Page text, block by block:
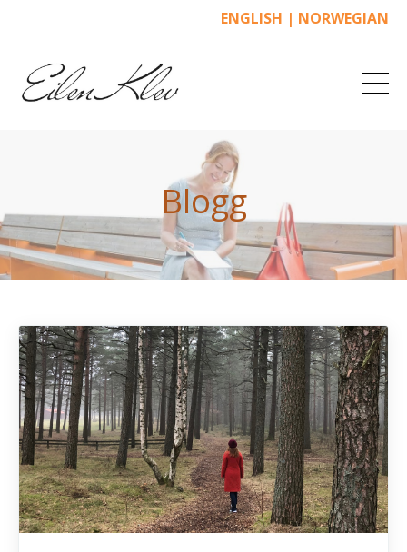
ENGLISH | NORWEGIAN
Blogg